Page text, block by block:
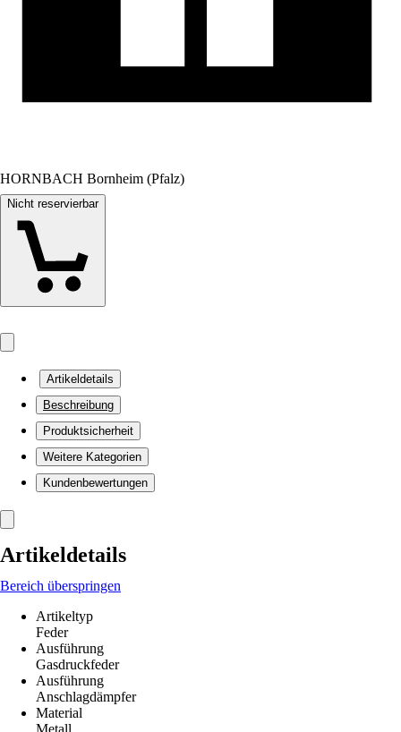
HORNBACH Bornheim (Pfalz)
Nicht reservierbar
Artikeldetails
Beschreibung
Produktsicherheit
Weitere Kategorien
Kundenbewertungen
Artikeldetails
Bereich überspringen
Artikeltyp
Feder
Ausführung
Gasdruckfeder
Ausführung
Anschlagdämpfer
Material
Metall